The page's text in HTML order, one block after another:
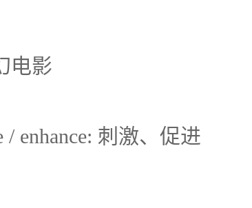
电影
/ enhance: 刺激、促进